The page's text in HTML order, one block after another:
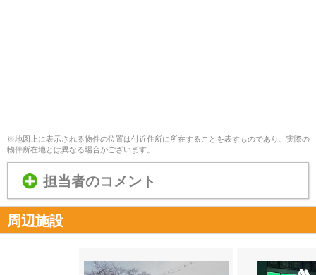
※地図上に表示される物件の位置は付近住所に所在することを表すものであり、実際の
物件所在地とは異なる場合がございます。
担当者のコメント
周辺施設